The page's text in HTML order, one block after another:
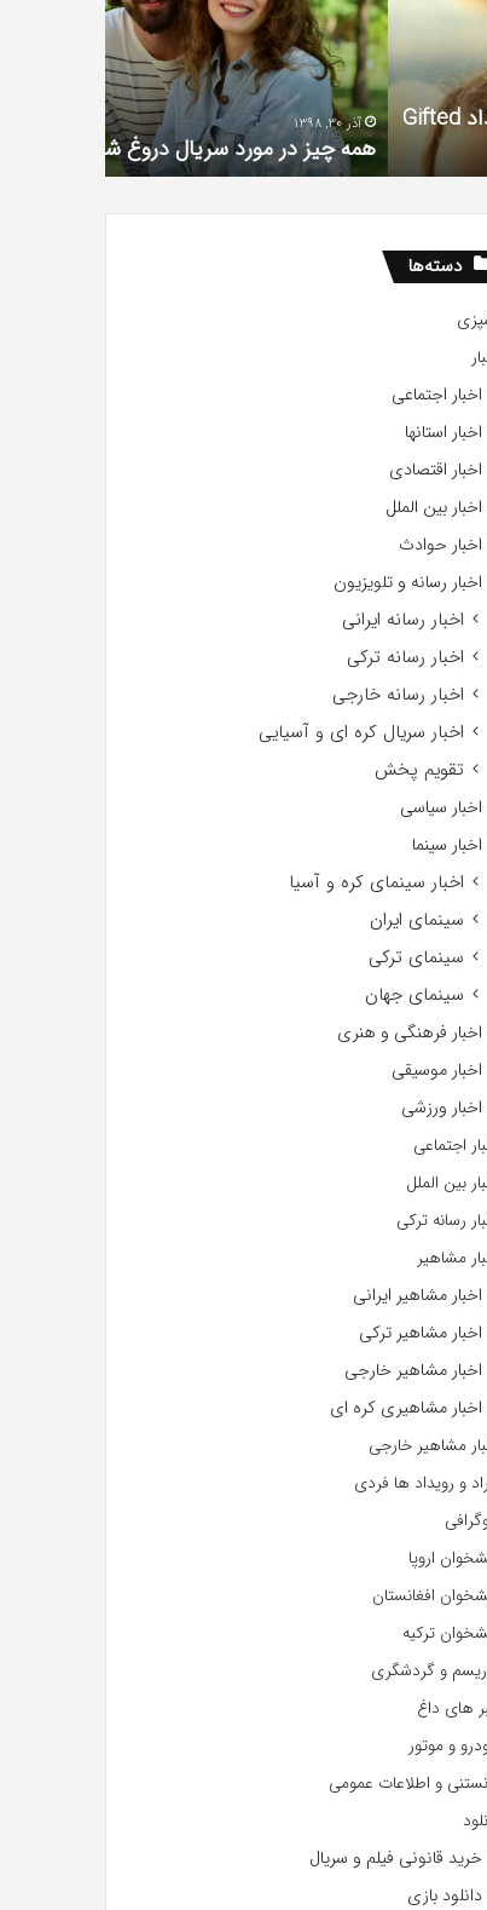
در مورد سریال دروغ شیرین من
با
وحشی
!
دسته‌ها
اخبار اجتماعی
اخبار استانها
اخبار اقتصادی
اخبار بین الملل
اخبار حوادث
اخبار رسانه و تلویزیون
اخبار رسانه ایرانی
اخبار رسانه ترکی
اخبار رسانه خارجی
اخبار سریال کره ای و آسیایی
تقویم پخش
اخبار سیاسی
اخبار سینما
اخبار سینمای کره و آسیا
سینمای ایران
سینمای ترکی
سینمای جهان
اخبار فرهنگی و هنری
اخبار موسیقی
اخبار ورزشی
اجتماعی
بین الملل
رسانه ترکی
مشاهیر
اخبار مشاهیر ایرانی
اخبار مشاهیر ترکی
اخبار مشاهیر خارجی
اخبار مشاهیری کره ای
مشاهیر خارجی
و رویداد ها فردی
اروپا
افغانستان
ترکیه
و گردشگری
های داغ
و موتور
و اطلاعات عمومی
خرید قانونی فیلم و سریال
دانلود بازی